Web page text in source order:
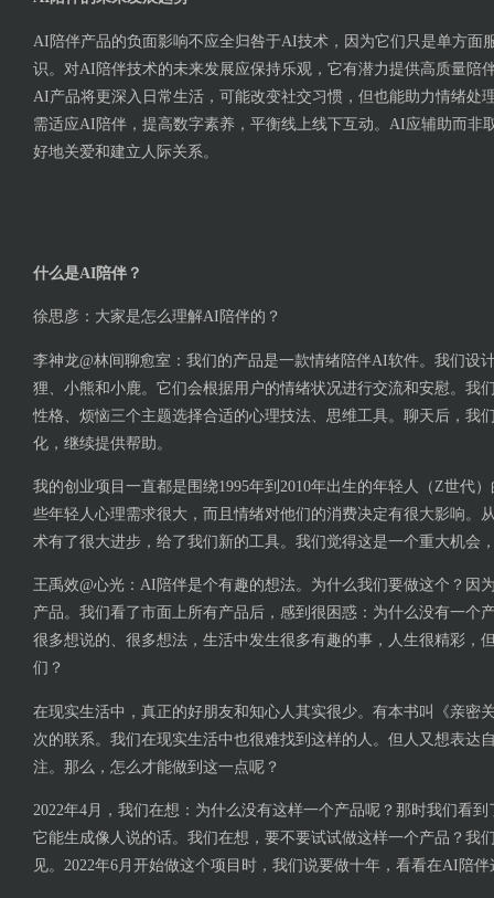
AI陪伴产品的负面影响不应全归咎于AI技术，因为它们只是单方面
识。对AI陪伴技术的未来发展应保持乐观，它有潜力提供高质量陪
AI产品将更深入日常生活，可能改变社交习惯，但也能助力情绪处
需适应AI陪伴，提高数字素养，平衡线上线下互动。AI应辅助而非
好地关爱和建立人际关系。
什么是AI陪伴？
徐思彦：大家是怎么理解AI陪伴的？
李神龙@林间聊愈室：我们的产品是一款情绪陪伴AI软件。我们设
狸、小熊和小鹿。它们会根据用户的情绪状况进行交流和安慰。我
性格、烦恼三个主题选择合适的心理技法、思维工具。聊天后，我
化，继续提供帮助。
我的创业项目一直都是围绕1995年到2010年出生的年轻人（Z世代
些年轻人心理需求很大，而且情绪对他们的消费决定有很大影响。
术有了很大进步，给了我们新的工具。我们觉得这是一个重大机会
王禹效@心光：AI陪伴是个有趣的想法。为什么我们要做这个？因
产品。我们看了市面上所有产品后，感到很困惑：为什么没有一个
很多想说的、很多想法，生活中发生很多有趣的事，人生很精彩，
们？
在现实生活中，真正的好朋友和知心人其实很少。有本书叫《亲密
次的联系。我们在现实生活中也很难找到这样的人。但人又想表达
注。那么，怎么才能做到这一点呢？
2022年4月，我们在想：为什么没有这样一个产品呢？那时我们看
它能生成像人说的话。我们在想，要不要试试做这样一个产品？我
见。2022年6月开始做这个项目时，我们说要做十年，看看在AI陪